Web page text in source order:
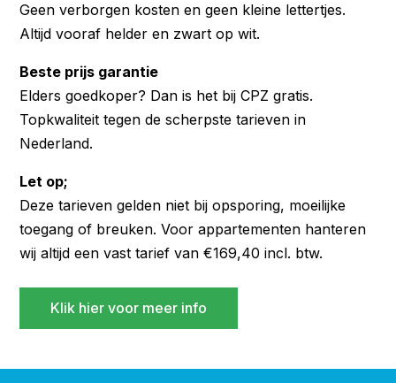
Geen verborgen kosten en geen kleine lettertjes.
Altijd vooraf helder en zwart op wit.
Beste prijs garantie
Elders goedkoper? Dan is het bij CPZ gratis.
Topkwaliteit tegen de scherpste tarieven in
Nederland.
Let op;
Deze tarieven gelden niet bij opsporing, moeilijke
toegang of breuken. Voor appartementen hanteren
wij altijd een vast tarief van €169,40 incl. btw.
Klik hier voor meer info